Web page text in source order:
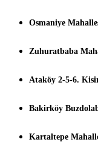
Osmaniye
Zuhuratbaba
Ataköy 2-5-6.
Bakirköy
Kartaltepe